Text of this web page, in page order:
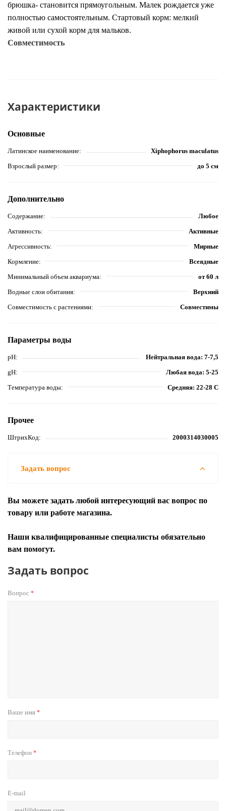
брюшка- становится прямоугольным. Малек рождается уже
полностью самостоятельным. Стартовый корм: мелкий
живой или сухой корм для мальков.
Совместимость
Характеристики
Основные
Латинское наименование
Xiphophorus maculatus
Взрослый размер
до 5 см
Дополнительно
Содержание
Любое
Активность
Активные
Агрессивность
Мирные
Кормление
Всеядные
Минимальный объем аквариума
от 60 л
Водные слои обитания
Верхний
Совместимость с растениями
Совместимы
Параметры воды
pH
Нейтральная вода: 7-7,5
gH
Любая вода: 5-25
Температура воды
Средняя: 22-28 С
Прочее
ШтрихКод 2000314030005
Задать вопрос
Вы можете задать любой интересующий вас вопрос по
товару или работе магазина.
Наши квалифицированные специалисты обязательно
вам помогут.
Задать вопрос
Вопрос *
Ваше имя *
Телефон *
E-mail